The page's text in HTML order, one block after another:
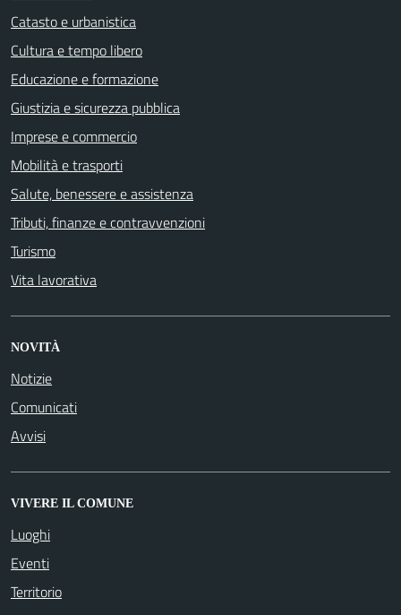
Catasto e urbanistica
Cultura e tempo libero
Educazione e formazione
Giustizia e sicurezza pubblica
Imprese e commercio
Mobilità e trasporti
Salute, benessere e assistenza
Tributi, finanze e contravvenzioni
Turismo
Vita lavorativa
NOVITÀ
Notizie
Comunicati
Avvisi
VIVERE IL COMUNE
Luoghi
Eventi
Territorio